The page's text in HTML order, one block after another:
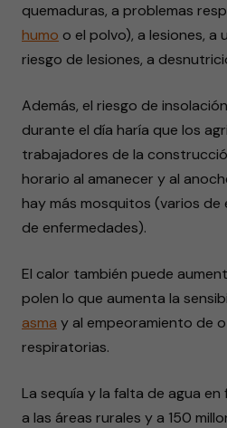
quemaduras, a problemas
humo o el polvo), a lesiones, a
riesgo de lesiones, a
Además, el riesgo de
durante el día haría que los
trabajadores de la
horario al amanecer y al
hay más mosquitos (varios
de enfermedades).
El calor también puede
polen lo que aumenta la
asma y al empeoramiento de
respiratorias.
La sequía y la falta de agua
a las áreas rurales y a 150